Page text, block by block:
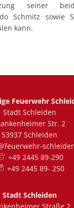
Leistungsnachweis
absolviert
seiner
Schmitz sowie
kann.
Feuerwehr
Stadt Schleiden
Str. 2
53937 Schleiden
+49 2445 89-290
+49 2445 89- 250
Stadt Schleiden